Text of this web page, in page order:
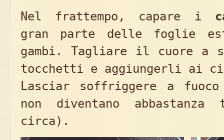
Nel frattempo, capare i
gran parte delle foglie
gambi. Tagliare il cuore a
tocchetti e aggiungerli ai
Lasciar soffriggere a
non diventano
circa).